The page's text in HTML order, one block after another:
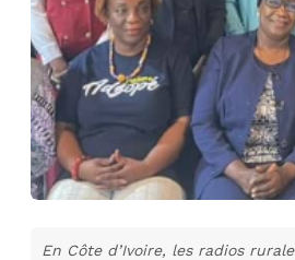
En Côte d’Ivoire, les radios